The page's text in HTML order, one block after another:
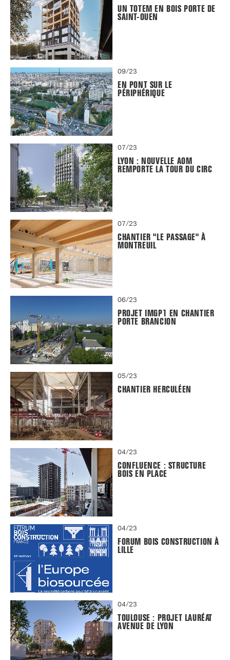
UN TOTEM EN BOIS PORTE DE
SAINT-OUEN
09/23
EN PONT SUR LE
PÉRIPHÉRIQUE
07/23
LYON : NOUVELLE AOM
REMPORTE LA TOUR DU CIRC
07/23
CHANTIER "LE PASSAGE" À
MONTREUIL
06/23
PROJET IMGP1 EN CHANTIER
PORTE BRANCION
05/23
CHANTIER HERCULÉEN
04/23
CONFLUENCE : STRUCTURE
BOIS EN PLACE
04/23
FORUM BOIS CONSTRUCTION À
LILLE
04/23
TOULOUSE : PROJET LAURÉAT
AVENUE DE LYON